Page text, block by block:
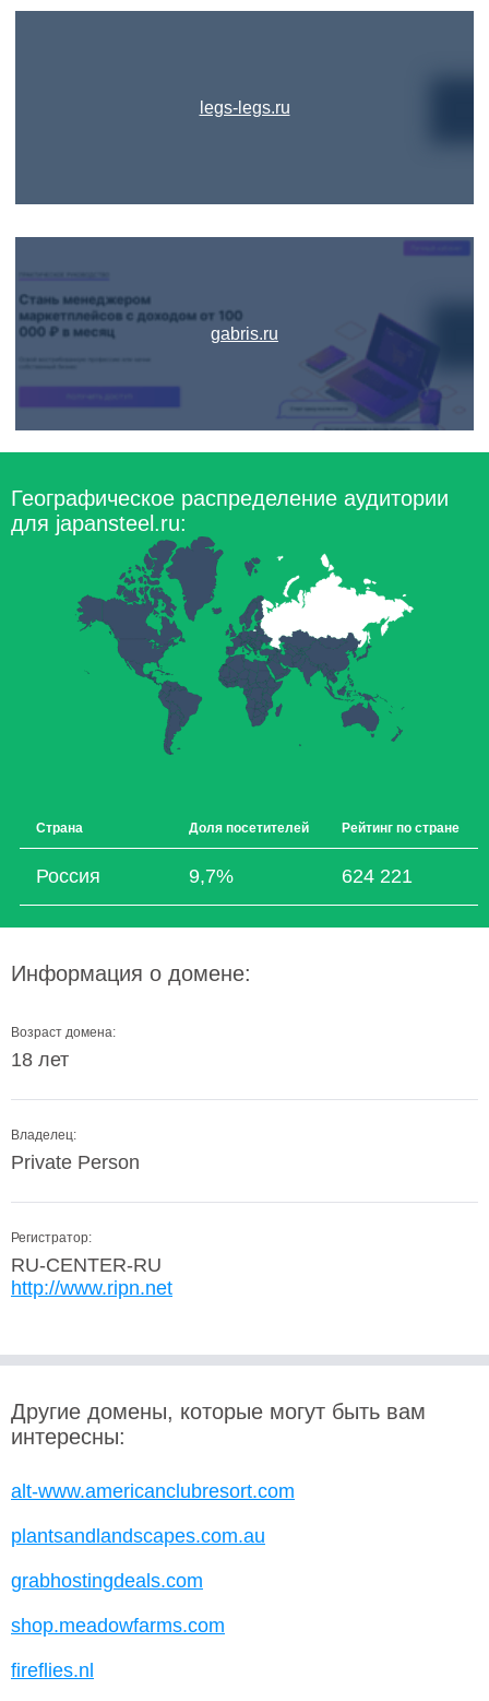
legs-legs.ru
gabris.ru
Географическое распределение аудитории
для japansteel.ru:
Страна Доля посетителей Рейтинг по стране
Россия 9,7% 624 221
Информация о домене:
Возраст домена:
18 лет
Владелец:
Private Person
Регистратор:
RU-CENTER-RU
http://www.ripn.net
Другие домены, которые могут быть вам
интересны:
alt-www.americanclubresort.com
plantsandlandscapes.com.au
grabhostingdeals.com
shop.meadowfarms.com
fireflies.nl